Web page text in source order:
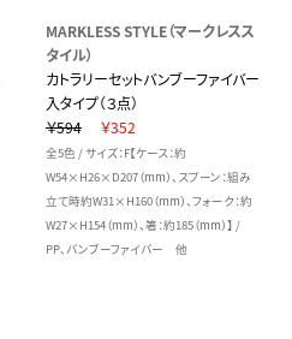
MARKLESS STYLE（マークレスス
タイル）
カトラリーセットバンブーファイバー
入タイプ（３点）
￥594
￥352
全5色 / サイズ：F【ケース：約
W54×H26×D207（mm）、スプーン：組み
立て時約W31×H160（mm）、フォーク：約
W27×H154（mm）、箸：約185（mm）】 /
PP、バンブーファイバー 他